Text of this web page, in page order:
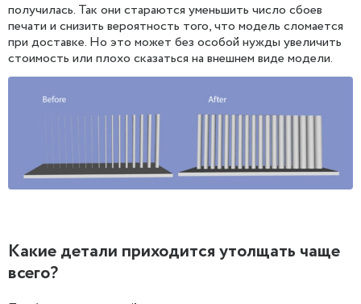
получилась. Так они стараются уменьшить число сбоев
печати и снизить вероятность того, что модель сломается
при доставке. Но это может без особой нужды увеличить
стоимость или плохо сказаться на внешнем виде модели.
Какие детали приходится утолщать чаще
всего?